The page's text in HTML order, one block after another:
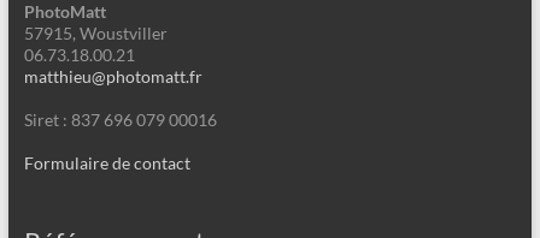
PhotoMatt
57915, Woustviller
06.73.18.00.21
matthieu@photomatt.fr
Siret : 837 696 079 00016
Formulaire de contact